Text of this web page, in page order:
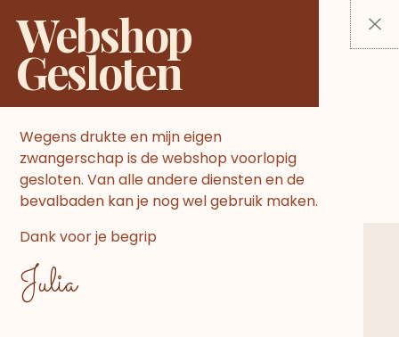
naar
inhoud
Webshop
Gesloten
Wegens drukte en mijn eigen
zwangerschap is de webshop voorlopig
gesloten. Van alle andere diensten en de
bevalbaden kan je nog wel gebruik maken.
Dank voor je begrip
Julia